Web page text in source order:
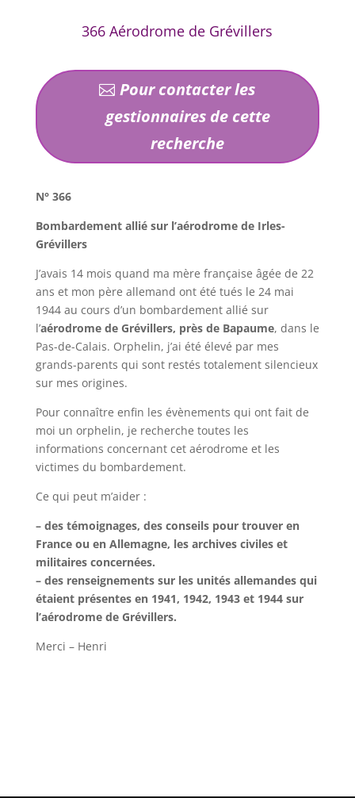
366 Aérodrome de Grévillers
Pour contacter les
gestionnaires de cette
recherche
N° 366
Bombardement allié sur l’aérodrome de Irles-
Grévillers
J’avais 14 mois quand ma mère française âgée de 22
ans et mon père allemand ont été tués le 24 mai
1944 au cours d’un bombardement allié sur
l’aérodrome de Grévillers, près de Bapaume, dans le
Pas-de-Calais. Orphelin, j’ai été élevé par mes
grands-parents qui sont restés totalement silencieux
sur mes origines.
Pour connaître enfin les évènements qui ont fait de
moi un orphelin, je recherche toutes les
informations concernant cet aérodrome et les
victimes du bombardement.
Ce qui peut m’aider :
– des témoignages, des conseils pour trouver en
France ou en Allemagne, les archives civiles et
militaires concernées.
– des renseignements sur les unités allemandes qui
étaient présentes en 1941, 1942, 1943 et 1944 sur
l’aérodrome de Grévillers.
Merci – Henri